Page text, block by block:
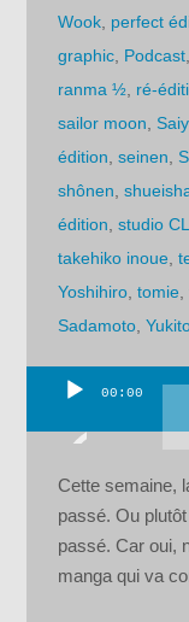
Wook perfect
graphic Podcast
ranma ½ ré-
sailor moon ,
édition ,seinen ,
shônen ,
édition ,studio
takehiko inoue ,
Yoshihiro ,tomie
Sadamoto ,
00:00
Cette semaine,
passé. Ou
passé. Car oui,
manga qui va